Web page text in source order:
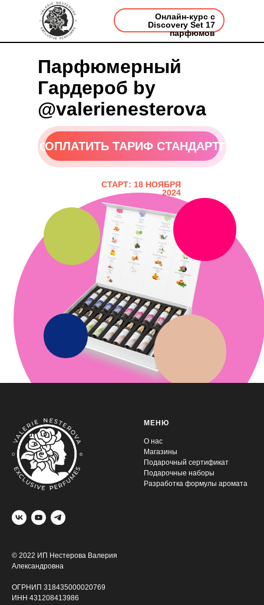
Онлайн-курс с
Discovery Set 17
парфюмов
Парфюмерный
Гардероб by
@valerienesterova
ОПЛАТИТЬ ТАРИФ СТАНДАРТ
ОПЛАТИТЬ ТАРИФ СТАНДАРТ
СТАРТ: 18 НОЯБРЯ
2024
© 2022 ИП Нестерова Валерия
Александровна
ОГРНИП 318435000020769
ИНН 431208413986
МЕНЮ
О нас
Магазины
Подарочный сертификат
Подарочные наборы
Разработка формулы аромата